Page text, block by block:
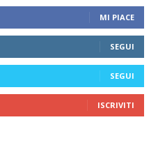
MI PIACE
SEGUI
SEGUI
ISCRIVITI